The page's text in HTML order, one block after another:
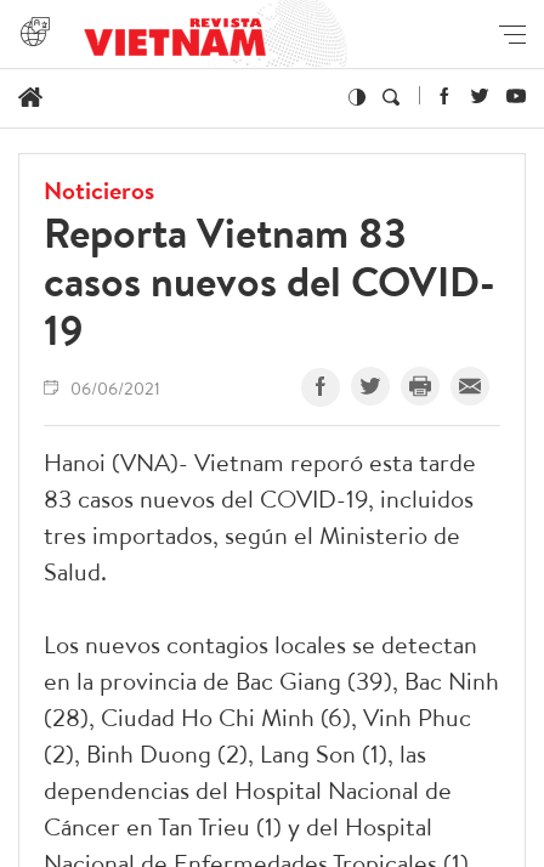
Noticieros
Reporta Vietnam 83
casos nuevos del COVID-
19
06/06/2021
Hanoi (VNA)- Vietnam reporó esta tarde
83 casos nuevos del COVID-19, incluidos
tres importados, según el Ministerio de
Salud.
Los nuevos contagios locales se detectan
en la provincia de Bac Giang (39), Bac Ninh
(28), Ciudad Ho Chi Minh (6), Vinh Phuc
(2), Binh Duong (2), Lang Son (1), las
dependencias del Hospital Nacional de
Cáncer en Tan Trieu (1) y del Hospital